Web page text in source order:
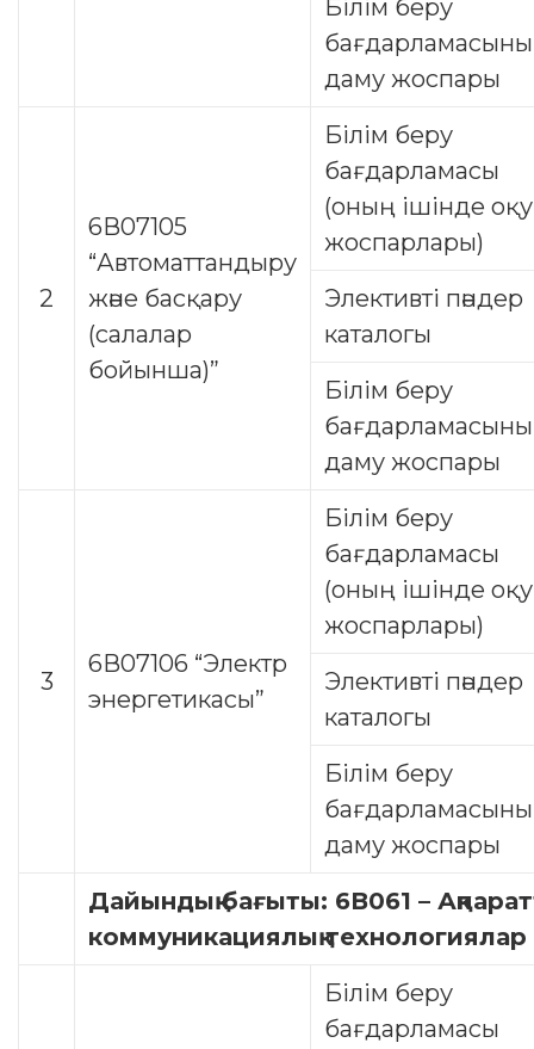
Білім беру
даму жоспары
2
6В07105
“Автоматтандыру
және басқару
(салалар
бойынша)”
Білім беру
бағдарламасы
(оның ішінде оқу
жоспарлары)
Элективті пәндер
каталогы
Білім беру
даму жоспары
3
6В07106 “Электр
энергетикасы”
Білім беру
бағдарламасы
(оның ішінде оқу
жоспарлары)
Элективті пәндер
каталогы
Білім беру
даму жоспары
Дайындық бағыты: 6В061 –
коммуникациялық технологиялар
Білім беру
бағдарламасы